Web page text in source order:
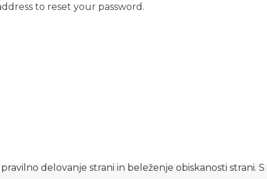
to reset your password.
delovanje strani in beleženje obiskanosti strani.